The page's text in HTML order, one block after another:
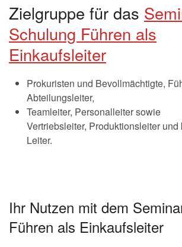
Zielgruppe für das
Schulung Führen als
Einkaufsleiter
Prokuristen und Bevollmächtigte,
Abteilungsleiter,
Teamleiter, Personalleiter sowie
Vertriebsleiter, Produktionsleiter
Leiter.
Ihr Nutzen mit dem
Führen als Einkaufsleiter